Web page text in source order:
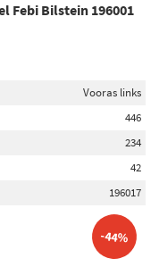
Febi Bilstein 196001
Vooras links
446
234
42
196017
-44%